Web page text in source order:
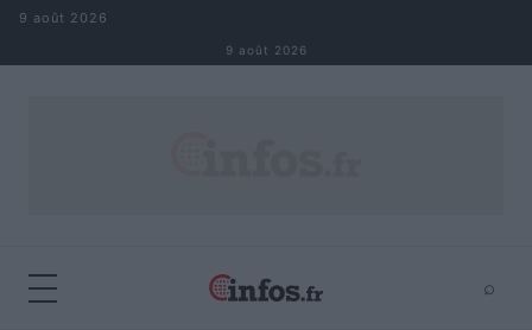
Aller au contenu
9 août 2026
9 août 2026
⌕